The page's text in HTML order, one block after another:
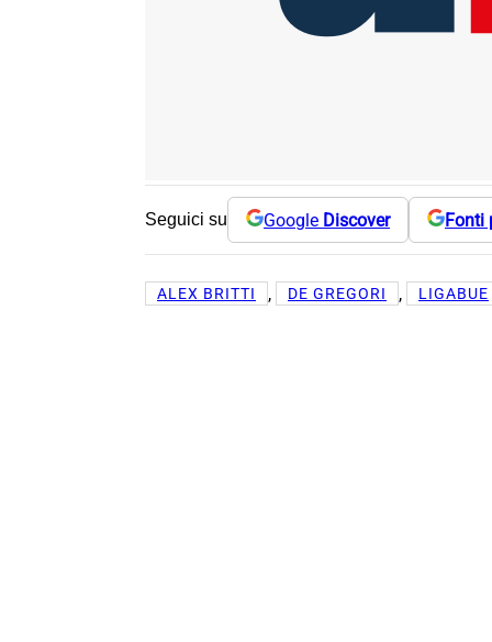
Seguici su Google Discover Fonti
ALEX BRITTI , DE GREGORI , LIGABUE